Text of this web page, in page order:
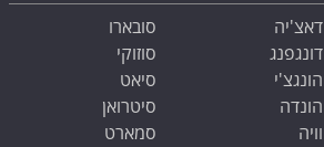
דאצ'יה
דונגפנג
הונגצ'י
הונדה
וויה
סובארו
סוזוקי
סיאט
סיטרואן
סמארט